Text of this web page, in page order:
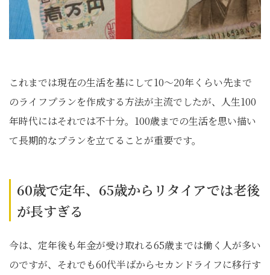
これまでは現在の生活を基にして10～20年くらい先まで
のライフプランを作成する方法が主流でしたが、人生100
年時代にはそれでは不十分。100歳までの生活を思い描い
て長期的なプランを立てることが重要です。
60歳で定年、65歳からリタイアでは老後
が長すぎる
今は、定年後も年金が受け取れる65歳までは働く人が多い
のですが、それでも60代半ばからセカンドライフに移行す